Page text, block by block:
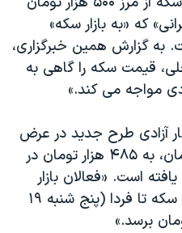
که «به بازار سکه»
به گزارش همین خبرگزاری،
قیمت سکه را گاهی به
مواجه می کند.»
آزادی طرح جدید در عرض
دو سه ساعت از ۴۸۲ هزار تومان، به ۴۸۵ هزار تومان در
یافته است. «فعالان بازار
پیش بینی می کنند که قیمت سکه تا فردا (پنج شنبه ۱۹